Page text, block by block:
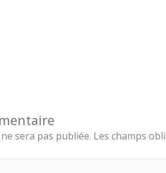
sera pas publiée. Les champs